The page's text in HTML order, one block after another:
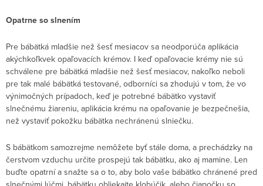
Opatrne so slnením
Pre bábätká mladšie než šesť mesiacov sa neodporúča aplikácia
akýchkoľkvek opaľovacích krémov. I keď opaľovacie krémy nie sú
schválene pre bábätká mladšie než šesť mesiacov, nakoľko neboli
pre tak malé bábätká testované, odborníci sa zhodujú v tom, že vo
výnimočných prípadoch, keď je potrebné bábätko vystaviť
slnečnému žiareniu, aplikácia krému na opaľovanie je bezpečnešia,
než vystaviť pokožku bábätka nechránenú slniečku.
S bábätkom samozrejme nemôžete byť stále doma, a prechádzky na
čerstvom vzduchu určite prospejú tak bábätku, ako aj mamine. Len
buďte opatrní a snažte sa o to, aby bolo vaše bábätko chránené pred